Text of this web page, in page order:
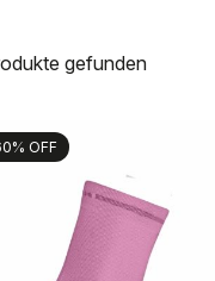
gefunden
OFF